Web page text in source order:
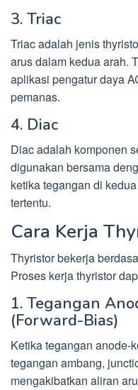
3. Triac
Triac adalah jenis
arus dalam kedua arah.
aplikasi pengatur daya
pemanas.
4. Diac
Diac adalah komponen
digunakan bersama
ketika tegangan di
tertentu.
Cara Kerja
Thyristor bekerja
Proses kerja thyristor
1. Tegangan
(Forward-Bias)
Ketika tegangan anode-
tegangan ambang,
mengakibatkan aliran